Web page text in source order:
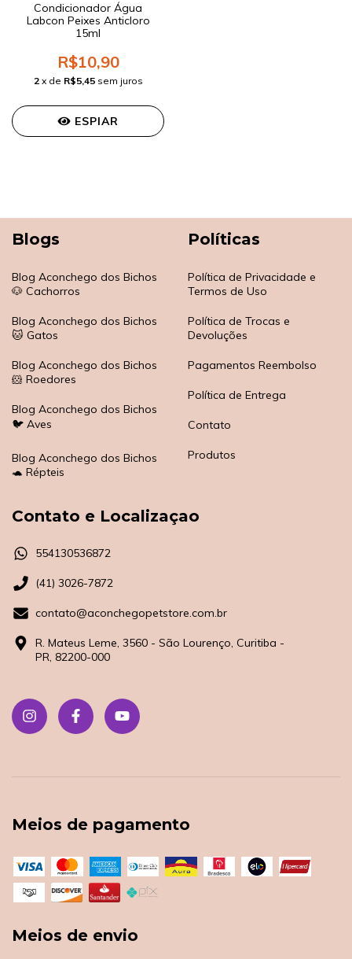
Condicionador Água
Labcon Peixes Anticloro
15ml
R$10,90
2 x de R$5,45 sem juros
ESPIAR
Blogs
Blog Aconchego dos Bichos
🐶 Cachorros
Blog Aconchego dos Bichos
🐱 Gatos
Blog Aconchego dos Bichos
🐹 Roedores
Blog Aconchego dos Bichos
🐦 Aves
Blog Aconchego dos Bichos
🐢 Répteis
Políticas
Política de Privacidade e
Termos de Uso
Política de Trocas e
Devoluções
Pagamentos Reembolso
Política de Entrega
Contato
Produtos
Contato e Localizaçao
554130536872
(41) 3026-7872
contato@aconchegopetstore.com.br
R. Mateus Leme, 3560 - São Lourenço, Curitiba -
PR, 82200-000
Meios de pagamento
Meios de envio